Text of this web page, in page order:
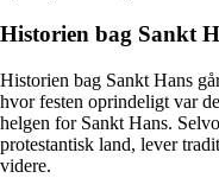
Historien bag Sankt
Historien bag Sankt Hans
hvor festen oprindeligt var
helgen for Sankt Hans.
protestantisk land, lever
videre.